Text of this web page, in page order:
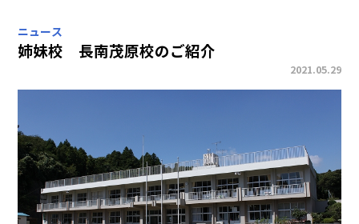
ニュース
姉妹校 長南茂原校のご紹介
2021.05.29